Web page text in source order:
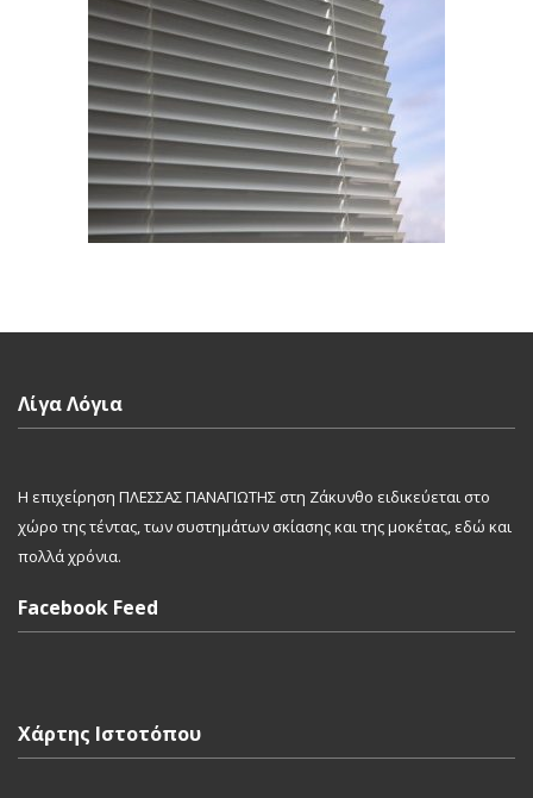
Λίγα Λόγια
Η επιχείρηση ΠΛΕΣΣΑΣ ΠΑΝΑΓΙΩΤΗΣ στη Ζάκυνθο ειδικεύεται στο
χώρο της τέντας, των συστημάτων σκίασης και της μοκέτας, εδώ και
πολλά χρόνια.
Facebook Feed
Χάρτης Ιστοτόπου